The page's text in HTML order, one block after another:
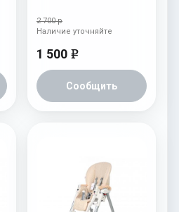
кормления Peg-Perego
Diner Green
2 700 р
1 500 e
Сообщить
Наличие уточняйте